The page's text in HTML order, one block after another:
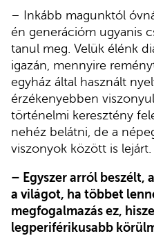
– Inkább magunktól
én generációm ugyanis
tanul meg. Velük élénk
igazán, mennyire
egyház által használt
érzékenyebben
történelmi keresztény
nehéz belátni, de a
viszonyok között is lejárt.
– Egyszer arról beszélt,
a világot, ha többet
megfogalmazás ez,
legperiférikusabb